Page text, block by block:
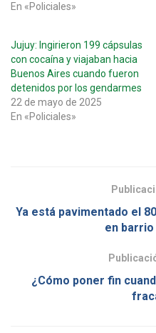
En «Policiales»
Jujuy: Ingirieron 199 cápsulas
con cocaína y viajaban hacia
Buenos Aires cuando fueron
detenidos por los gendarmes
22 de mayo de 2025
En «Policiales»
Ya está pavimentado el
en
¿Cómo poner fin